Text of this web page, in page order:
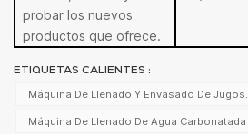
probar los nuevos
productos que ofrece.
ETIQUETAS CALIENTES :
Máquina De Llenado Y Envasado De Jugos.
Máquina De Llenado De Agua Carbonatada